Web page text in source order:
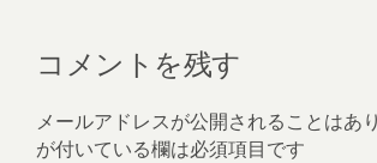
コメントを残す
メールアドレスが公開されることはあ
が付いている欄は必須項目です